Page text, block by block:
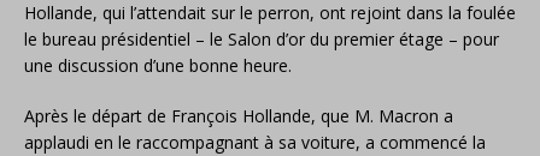
Hollande, qui l’attendait sur le perron, ont rejoint dans la foulée
le bureau présidentiel – le Salon d’or du premier étage – pour
une discussion d’une bonne heure.
Après le départ de François Hollande, que M. Macron a
applaudi en le raccompagnant à sa voiture, a commencé la